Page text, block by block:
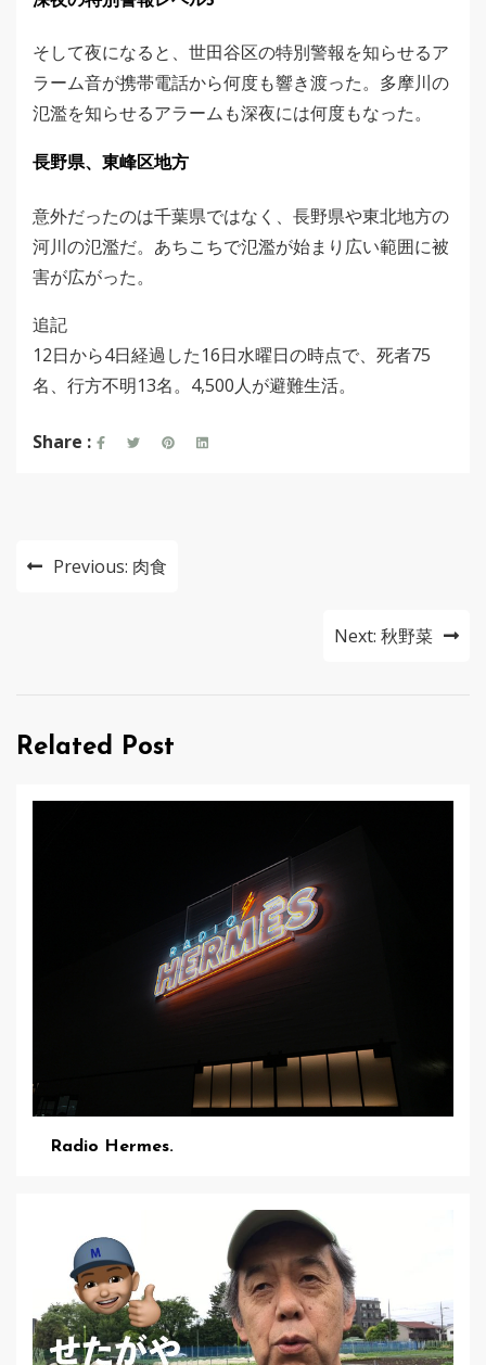
そして夜になると、世田谷区の特別警報を知らせるア
ラーム音が携帯電話から何度も響き渡った。多摩川の
氾濫を知らせるアラームも深夜には何度もなった。
長野県、東峰区地方
意外だったのは千葉県ではなく、長野県や東北地方の
河川の氾濫だ。あちこちで氾濫が始まり広い範囲に被
害が広がった。
追記
12日から4日経過した16日水曜日の時点で、死者75
名、行方不明13名。4,500人が避難生活。
Share :
投
ー
Previous: 肉食
Next: 秋野菜
Related Post
Radio Hermes.